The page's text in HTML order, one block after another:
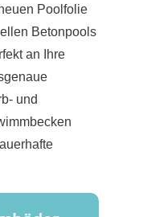
Poolfolie
Betonpools
an Ihre
und